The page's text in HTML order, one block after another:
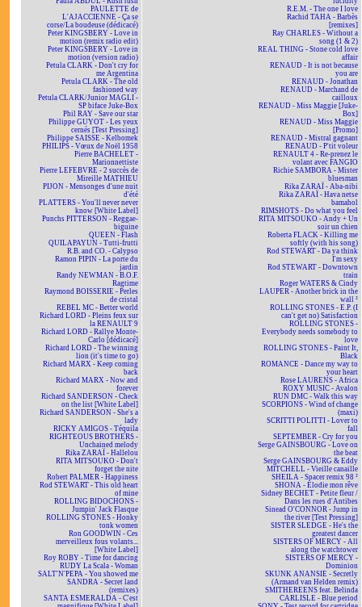
PAULETTE de
L'AJACCIENNE - Ça se
corse/La boudeuse (dédicacé)
Peter KINGSBERY - Love in
motion (remix radio edit)
Peter KINGSBERY - Love in
motion (version radio)
Petula CLARK - Don't cry for
me Argentina
Petula CLARK - The old
fashioned way
Petula CLARK/Junior MAGLI -
SP biface Juke-Box
Phil RAY - Save our star
Philippe GUYOT - Les yeux
cernés [Test Pressing]
Philippe SAISSE - Kelbomek
PHILIPS - Vœux de Noël 1958
Pierre BACHELET -
Marionnettiste
Pierre LEFEBVRE - 2 succès de
Mireille MATHIEU
PIJON - Mensonges d'une nuit
d'été
PLATTERS - You'll never never
know [White Label]
Punchs PITTERSON - Reggae-
biguine
QUEEN - Flash
QUILAPAYUN - Tutti-frutti
R.B. and CO. - Calypso
Ramon PIPIN - La porte du
jardin
Randy NEWMAN - B.O.F.
Ragtime
Raymond BOISSERIE - Perles
de cristal
REBEL MC - Better world
Richard LORD - Pleins feux sur
la RENAULT 9
Richard LORD - Rallye Monte-
Carlo [dédicacé]
Richard LORD - The winning
lion (it's time to go)
Richard MARX - Keep coming
back
Richard MARX - Now and
forever
Richard SANDERSON - Check
on the list [White Label]
Richard SANDERSON - She's a
lady
RICKY AMIGOS - Téquila
RIGHTEOUS BROTHERS -
Unchained melody
Rika ZARAÏ - Hallelou
RITA MITSOUKO - Don't
forget the nite
Robert PALMER - Happiness
Rod STEWART - This old heart
of mine
ROLLING BIDOCHONS -
Jumpin' Jack Flasque
ROLLING STONES - Honky
tonk women
Ron GOODWIN - Ces
merveilleux fous volants...
[White Label]
Roy ROBY - Time for dancing
RUDY La Scala - Woman
SALT'N'PEPA - You showed me
SANDRA - Secret land
(remixes)
SANTA ESMERALDA - C'est
R.E.M. - The one I love
Rachid TAHA - Barbès
[remixes]
Ray CHARLES - Without a
song (1 & 2)
REAL THING - Stone cold love
affair
RENAUD - It is not because
you are
RENAUD - Jonathan
RENAUD - Marchand de
cailloux
RENAUD - Miss Maggie [Juke-
Box]
RENAUD - Miss Maggie
[Promo]
RENAUD - Mistral gagnant
RENAUD - P'tit voleur
RENAULT 4 - Re-prenez le
volant avec FANGIO
Richie SAMBORA - Mister
bluesman
Rika ZARAÏ - Aba-nibi
Rika ZARAÏ - Hava netse
bamahol
RIMSHOTS - Do what you feel
RITA MITSOUKO - Andy + Un
soir un chien
Roberta FLACK - Killing me
softly (with his song)
Rod STEWART - Da ya think
I'm sexy
Rod STEWART - Downtown
train
Roger WATERS & Cindy
LAUPER - Another brick in the
wall ²
ROLLING STONES - E.P. (I
can't get no) Satisfaction
ROLLING STONES -
Everybody needs somebody to
love
ROLLING STONES - Paint It,
Black
ROMANCE - Dance my way to
your heart
Rose LAURENS - Africa
ROXY MUSIC - Avalon
RUN DMC - Walk this way
SCORPIONS - Wind of change
(maxi)
SCRITTI POLITTI - Lover to
fall
SEPTEMBER - Cry for you
Serge GAINSBOURG - Love on
the beat
Serge GAINSBOURG & Eddy
MITCHELL - Vieille canaille
SHEILA - Spacer remix 98 ²
SHONA - Elodie mon rêve
Sidney BECHET - Petite fleur /
Dans les rues d'Antibes
Sinead O'CONNOR - Jump in
the river [Test Pressing]
SISTER SLEDGE - He's the
greatest dancer
SISTERS OF MERCY - All
along the watchtower
SISTERS OF MERCY -
Dominion
SKUNK ANANSIE - Secretly
(Armand van Helden remix)
SMITHEREENS feat. Belinda
CARLISLE - Blue period